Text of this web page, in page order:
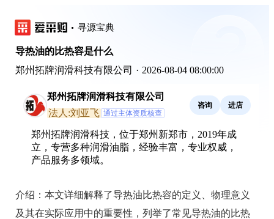
寻源宝典
导热油的比热容是什么
郑州拓牌润滑科技有限公司 · 2026-08-04 08:00:00
郑州拓牌润滑科技有限公司
法人:刘亚飞 通过主体资质核查
咨询 进店
郑州拓牌润滑科技，位于郑州新郑市，2019年成
立，专营多种润滑油脂，经验丰富，专业权威，
产品服务多领域。
介绍： 本文详细解释了导热油比热容的定义、物理意义
及其在实际应用中的重要性，列举了常见导热油的比热